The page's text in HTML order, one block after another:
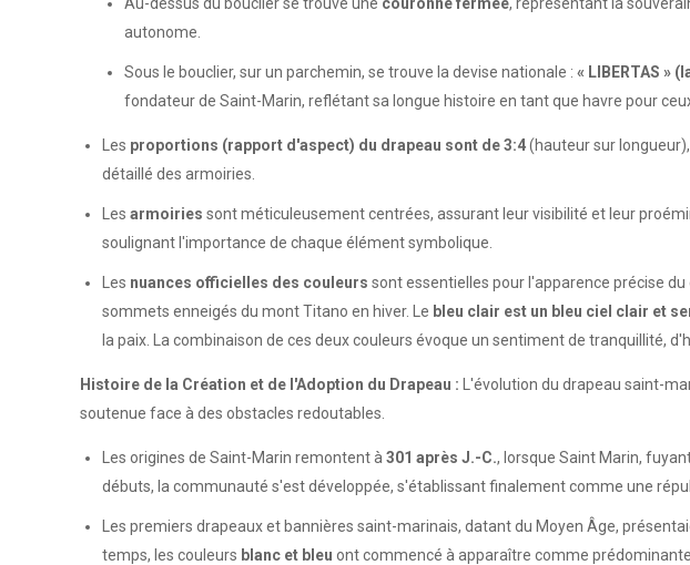
autonome.
Sous le bouclier, sur un parchemin, se trouve la devise nationale : « LIBERTAS »
fondateur de Saint-Marin, reflétant sa longue histoire en tant que havre pour
Les proportions (rapport d'aspect) du drapeau sont de 3:4(hauteur sur
détaillé des armoiries.
Les armoiries sont méticuleusement centrées, assurant leur visibilité et leur
soulignant l'importance de chaque élément symbolique.
Les nuances officielles des couleurs sont essentielles pour l'apparence précise du
sommets enneigés du mont Titano en hiver. Le bleu clair est un bleu ciel clair et
la paix. La combinaison de ces deux couleurs évoque un sentiment de tranquillité,
Histoire de la Création et de l'Adoption du Drapeau : L'évolution du drapeau saint-
soutenue face à des obstacles redoutables.
Les origines de Saint-Marin remontent à 301 après J.-C., lorsque Saint Marin,
débuts, la communauté s'est développée, s'établissant finalement comme une
Les premiers drapeaux et bannières saint-marinais, datant du Moyen Âge,
temps, les couleurs blanc et bleu ont commencé à apparaître comme